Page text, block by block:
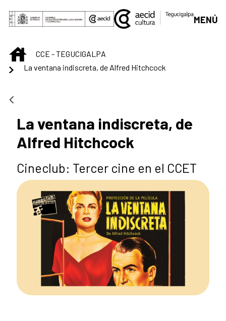
Saltar al contenido principal
MENÚ
INICIOCCE - TEGUCIGALPA
La ventana indiscreta, de Alfred Hitchcock
La ventana indiscreta, de
Alfred Hitchcock
Cineclub: Tercer cine en el CCET